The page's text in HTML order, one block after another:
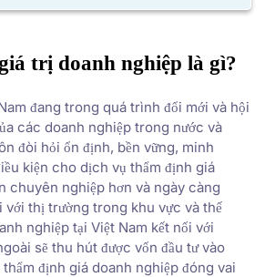
trị doanh nghiệp là gì?
đang trong quá trình đổi mới và hội
các doanh nghiệp trong nước và
đòi hỏi ổn định, bền vững, minh
kiện cho dịch vụ thẩm định giá
chuyên nghiệp hơn và ngày càng
với thị trường trong khu vực và thế
nghiệp tại Việt Nam kết nối với
sẽ thu hút được vốn đầu tư vào
định giá doanh nghiệp đóng vai